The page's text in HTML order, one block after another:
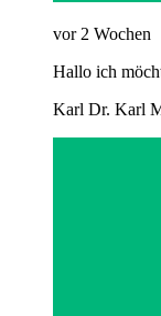
vor 2 Wochen
Hallo ich
Karl Dr. Karl